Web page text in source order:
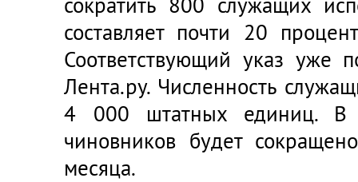
составляет почти 20
Соответствующий указ уже
Лента.ру. Численность
4 000 штатных единиц. В
чиновников будет
месяца.